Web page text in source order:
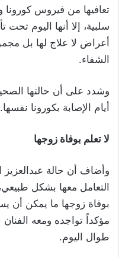
تعافيها من فيروس كورونا
سلبية، إلا أنها اليوم تحت
أعراض لا علاج لها بل
الشفاء.
وشدد على أن حالتها
أيام الإصابة بكورونا نفسها.
لا تعلم بوفاة زوجها
وأضاف أن حالة
التعامل معها بشكل
بوفاة زوجها ما يمكن أن
مؤكداً تواجده ومعه
طوال اليوم.